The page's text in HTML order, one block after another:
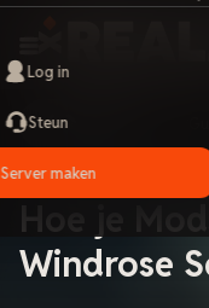
Log in
Steun
Server maken
Hoe je
Windrose